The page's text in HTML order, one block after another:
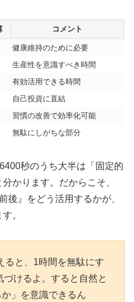
コメント
健康維持のために必要
生産性を意識すべき時間
有効活用できる時間
自己投資に直結
習慣の改善で効率化可能
無駄にしがちな部分
秒のうち大半は「固定的
かります。だからこそ、
後』をどう活用するかが、
。
ると、1時間を無駄にす
けるよ。すると自然と
か」を意識できるん